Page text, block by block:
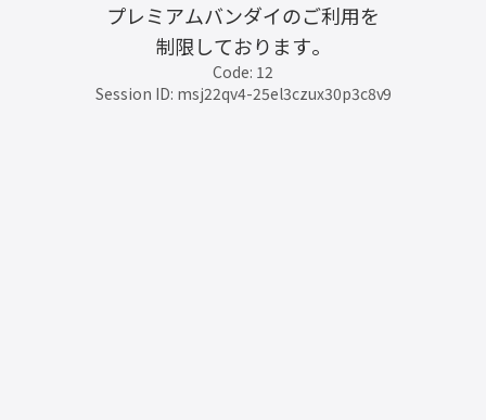
プレミアムバンダイのご利用を
制限しております。
Code: 12
Session ID: msj22qv4-25el3czux30p3c8v9